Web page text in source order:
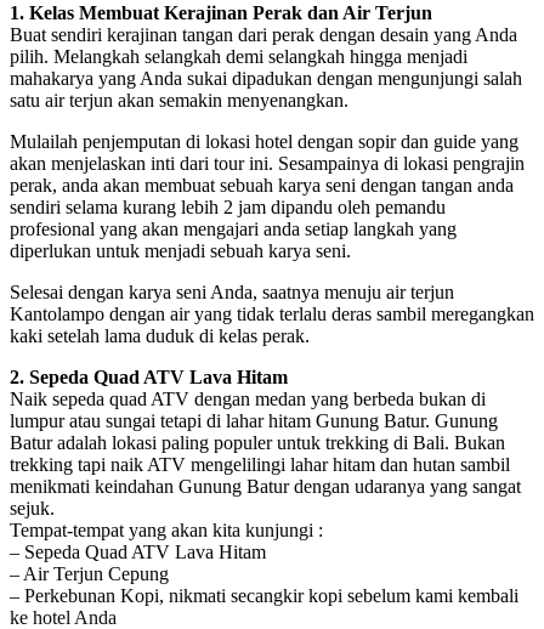
1. Kelas Membuat Kerajinan Perak dan Air Terjun
Buat sendiri kerajinan tangan dari perak dengan desain yang Anda
pilih. Melangkah selangkah demi selangkah hingga menjadi
mahakarya yang Anda sukai dipadukan dengan mengunjungi salah
satu air terjun akan semakin menyenangkan.
Mulailah penjemputan di lokasi hotel dengan sopir dan guide yang
akan menjelaskan inti dari tour ini. Sesampainya di lokasi pengrajin
perak, anda akan membuat sebuah karya seni dengan tangan anda
sendiri selama kurang lebih 2 jam dipandu oleh pemandu
profesional yang akan mengajari anda setiap langkah yang
diperlukan untuk menjadi sebuah karya seni.
Selesai dengan karya seni Anda, saatnya menuju air terjun
Kantolampo dengan air yang tidak terlalu deras sambil meregangkan
kaki setelah lama duduk di kelas perak.
2. Sepeda Quad ATV Lava Hitam
Naik sepeda quad ATV dengan medan yang berbeda bukan di
lumpur atau sungai tetapi di lahar hitam Gunung Batur. Gunung
Batur adalah lokasi paling populer untuk trekking di Bali. Bukan
trekking tapi naik ATV mengelilingi lahar hitam dan hutan sambil
menikmati keindahan Gunung Batur dengan udaranya yang sangat
sejuk.
Tempat-tempat yang akan kita kunjungi :
– Sepeda Quad ATV Lava Hitam
– Air Terjun Cepung
– Perkebunan Kopi, nikmati secangkir kopi sebelum kami kembali
ke hotel Anda